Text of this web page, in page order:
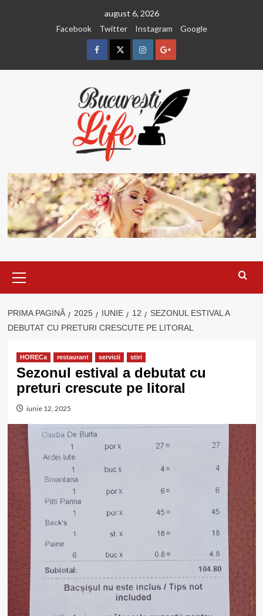
august 6, 2026
Facebook
Twitter Instagram Google
FacebookTwitterInstagramGoogle
principal
PRIMA PAGINĂ 2025 IUNIE 12
SEZONUL ESTIVAL A
DEBUTAT CU PRETURI CRESCUTE PE LITORAL
HORECa restaurant servicii stiri
Sezonul estival a debutat cu
preturi crescute pe litoral
iunie 12, 2025